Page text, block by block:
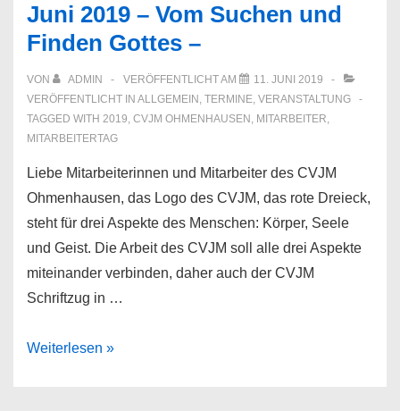
Juni 2019 – Vom Suchen und
Finden Gottes –
VON ADMIN VERÖFFENTLICHT AM
11. JUNI 2019
VERÖFFENTLICHT IN ALLGEMEIN , TERMINE, VERANSTALTUNG
TAGGED WITH 2019, CVJM OHMENHAUSEN , MITARBEITER,
MITARBEITERTAG
Liebe Mitarbeiterinnen und Mitarbeiter des CVJM
Ohmenhausen, das Logo des CVJM, das rote Dreieck,
steht für drei Aspekte des Menschen: Körper, Seele
und Geist. Die Arbeit des CVJM soll alle drei Aspekte
miteinander verbinden, daher auch der CVJM
Schriftzug in …
CVJM
Weiterlesen »